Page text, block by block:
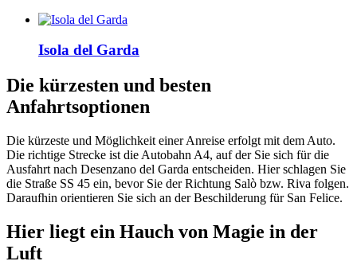
Isola del Garda
Die kürzesten und besten
Anfahrtsoptionen
Die kürzeste und Möglichkeit einer Anreise erfolgt mit dem Auto.
Die richtige Strecke ist die Autobahn A4, auf der Sie sich für die
Ausfahrt nach Desenzano del Garda entscheiden. Hier schlagen Sie
die Straße SS 45 ein, bevor Sie der Richtung Salò bzw. Riva folgen.
Daraufhin orientieren Sie sich an der Beschilderung für San Felice.
Hier liegt ein Hauch von Magie in der
Luft